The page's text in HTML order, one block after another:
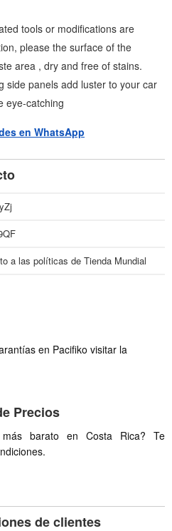
tools or modifications are
please the surface of the
area , dry and free of stains.
side panels add luster to your car
eye-catching
en WhatsApp
a las políticas de Tienda Mundial
en Pacifiko visitar la
Precios
más barato en Costa Rica? Te
de clientes